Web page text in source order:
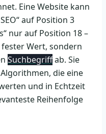
Eine Website kann
auf Position 3
nur auf Position 18 –
Wert, sondern
Suchbegriffab. Sie
die eine
und in Echtzeit
Reihenfolge